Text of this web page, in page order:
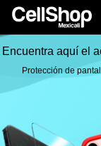
Encuentra aquí el
Protección de